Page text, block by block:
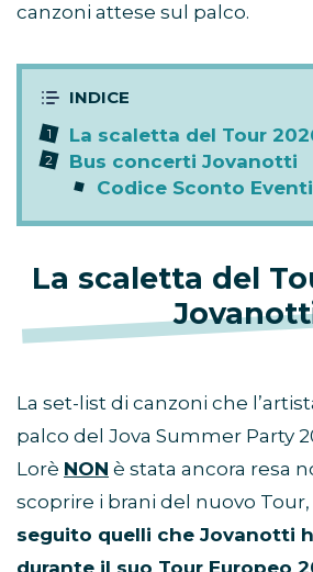
canzoni attese sul palco.
La scaletta del Tour
Bus concerti Jovanotti
Codice Sconto
La scaletta del
La set-list di canzoni che
palco del Jova Summer Party
Lorè NON è stata ancora resa
scoprire i brani del nuovo Tour,
seguito quelli che Jovanotti